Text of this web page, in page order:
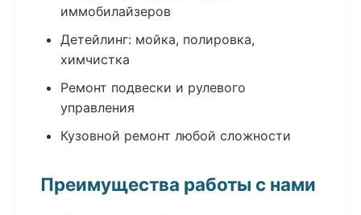
иммобилайзеров
Детейлинг: мойка, полировка,
химчистка
Ремонт подвески и рулевого
управления
Кузовной ремонт любой сложности
Преимущества работы с нами